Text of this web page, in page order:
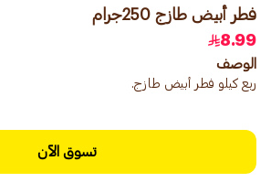
فطر أبيض طازج 250جرام
8.99
الوصف
ربع كيلو فطر أبيض طازج.
تسوق الآن